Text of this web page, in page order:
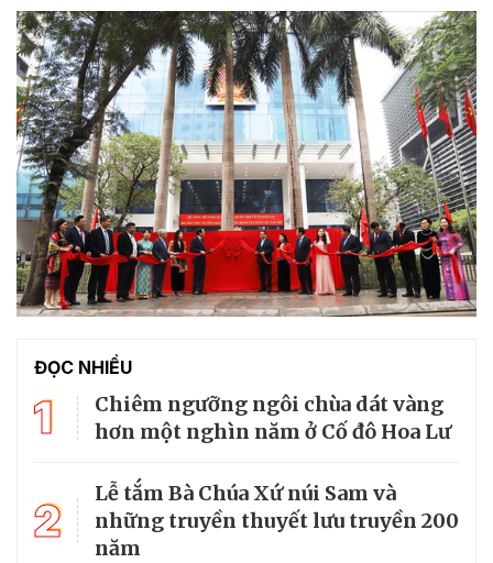
ĐỌC NHIỀU
1
Chiêm ngưỡng ngôi chùa dát vàng
hơn một nghìn năm ở Cố đô Hoa Lư
2
Lễ tắm Bà Chúa Xứ núi Sam và
những truyền thuyết lưu truyền 200
năm